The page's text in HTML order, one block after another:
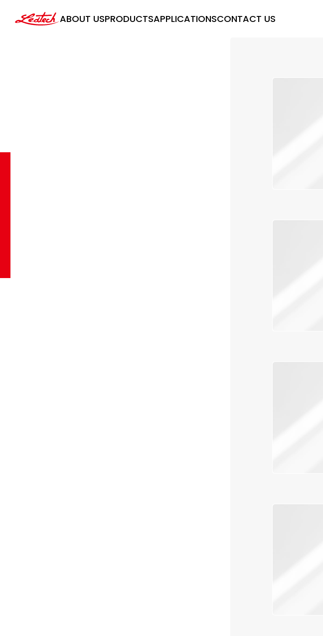
ABOUT USPRODUCTSAPPLICATIONSCONTACT US